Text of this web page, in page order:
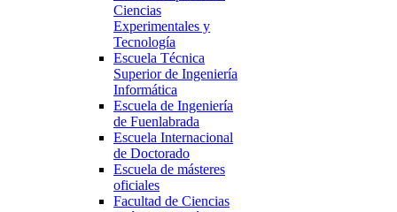
Ciencias
Experimentales y
Tecnología
Escuela Técnica
Superior de Ingeniería
Informática
Escuela de Ingeniería
de Fuenlabrada
Escuela Internacional
de Doctorado
Escuela de másteres
oficiales
Facultad de Ciencias